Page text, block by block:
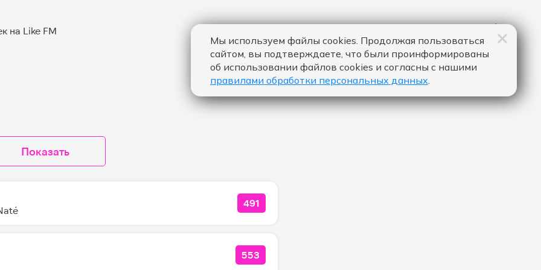
Показать
КОЛИЧЕСТВО ЛАЙКОВ ЗА "MOVIN' TO THE SUN - HUGEL &
491
КОЛИЧЕСТВО ЛАЙКОВ ЗА "DRACULA (JENNIE REMIX) - TAME
553
Мы используем файлы cookies. Продолжая пользоваться
сайтом, вы подтверждаете, что были проинформированы
об использовании файлов cookies и согласны с нашими
правилами обработки персональных данных.